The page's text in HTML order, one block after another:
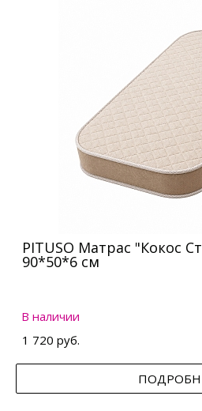
PITUSO Матрас "Кокос
90*50*6 см
В наличии
1 720 руб.